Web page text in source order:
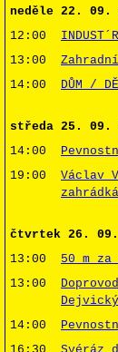
neděle 22. 09.
12:00
13:00
14:00 DŮM /
středa 25. 09.
14:00
19:00 Václav
čtvrtek 26. 09.
13:00 50 m
13:00
14:00